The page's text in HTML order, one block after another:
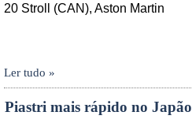
20 Stroll (CAN), Aston Martin
Ler tudo »
Piastri mais rápido no Japão